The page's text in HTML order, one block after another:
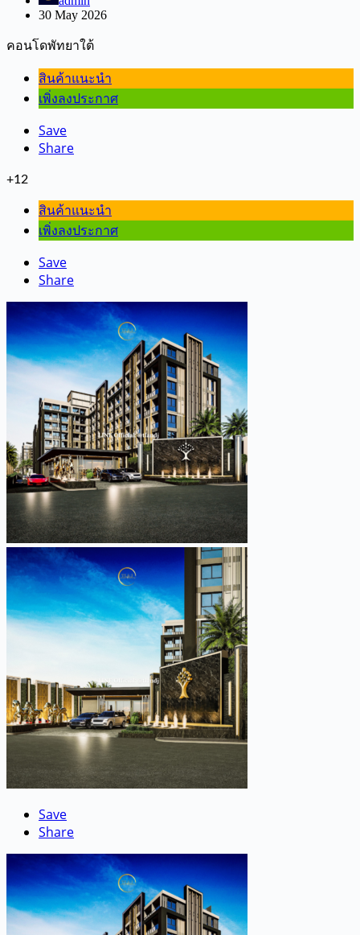
30 May 2026
คอนโดพัทยาใต้
สินค้าแนะนำ
เพิ่งลงประกาศ
Save
Share
+12
สินค้าแนะนำ
เพิ่งลงประกาศ
Save
Share
Save
Share